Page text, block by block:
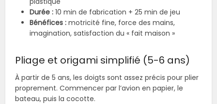
Durée : 10 min de fabrication + 25 min de jeu
Bénéfices : motricité fine, force des mains,
imagination, satisfaction du « fait maison »
Pliage et origami simplifié (5-6 ans)
À partir de 5 ans, les doigts sont assez précis pour plier
proprement. Commencer par l’avion en papier, le
bateau, puis la cocotte.